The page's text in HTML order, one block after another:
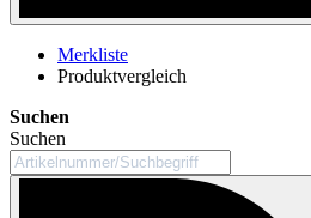
Merkliste
Produktvergleich
Suchen
Suchen